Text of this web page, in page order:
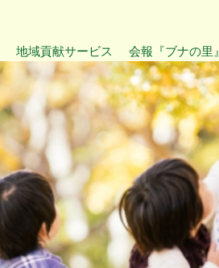
地域貢献サービス 会報『ブナの里』